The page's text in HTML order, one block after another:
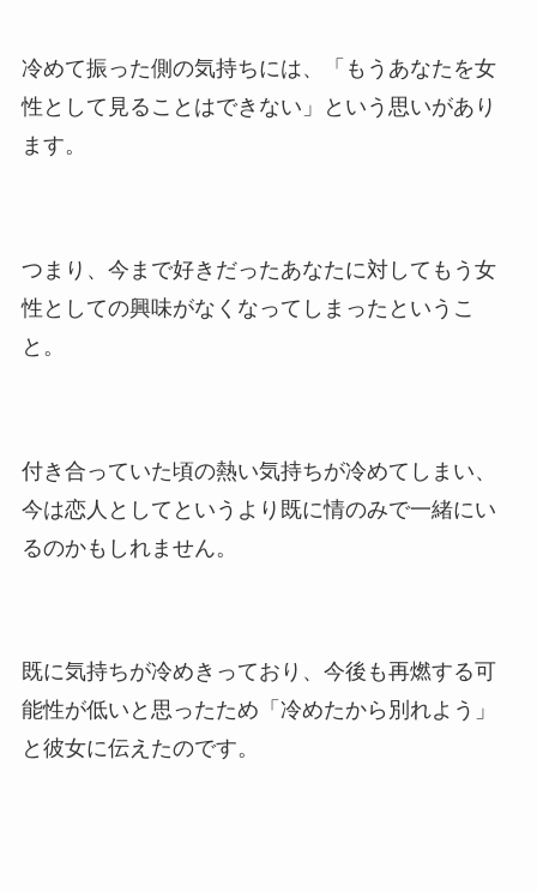
冷めて振った側の気持ちには、「もうあなたを女
性として見ることはできない」という思いがあり
ます。
つまり、今まで好きだったあなたに対してもう女
性としての興味がなくなってしまったというこ
と。
付き合っていた頃の熱い気持ちが冷めてしまい、
今は恋人としてというより既に情のみで一緒にい
るのかもしれません。
既に気持ちが冷めきっており、今後も再燃する可
能性が低いと思ったため「冷めたから別れよう」
と彼女に伝えたのです。